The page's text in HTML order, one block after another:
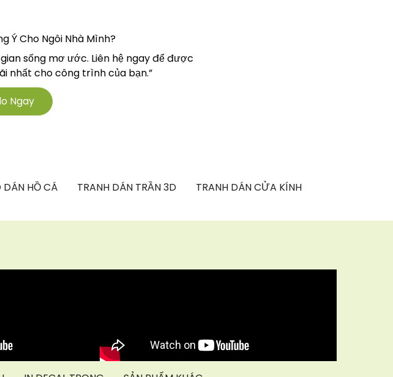
Ý Cho Ngôi Nhà Mình?
sống mơ ước. Liên hệ ngay để được
nhất cho công trình của bạn.”
Ngay
DÁN HỒ CÁ TRANH DÁN TRẦN 3D TRANH DÁN CỬA KÍNH